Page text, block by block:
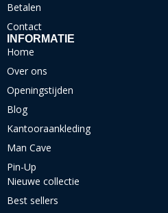
Betalen
Contact
INFORMATIE
Home
Over ons
Openingstijden
Blog
Kantooraankleding
Man Cave
Pin-Up
Nieuwe collectie
Best sellers